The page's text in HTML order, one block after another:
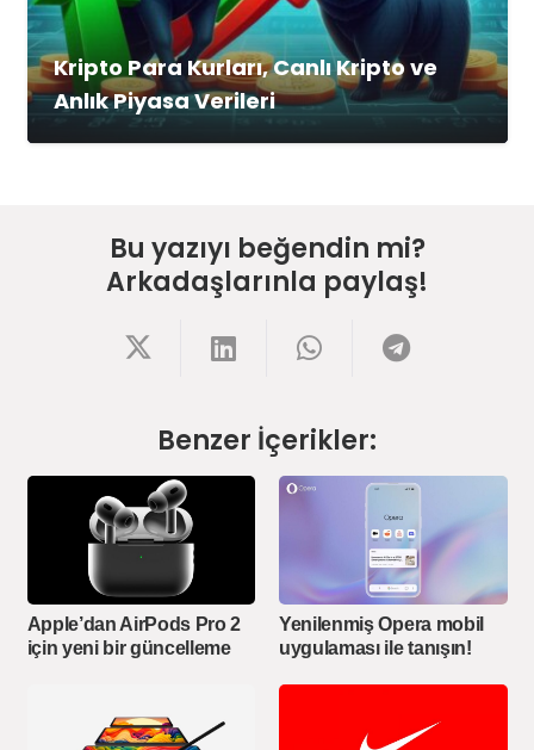
Kripto Para Kurları, Canlı Kripto ve
Anlık Piyasa Verileri
Bu yazıyı beğendin mi?
Arkadaşlarınla paylaş!
Benzer İçerikler:
Apple’dan AirPods Pro 2
için yeni bir güncelleme
Yenilenmiş Opera mobil
uygulaması ile tanışın!